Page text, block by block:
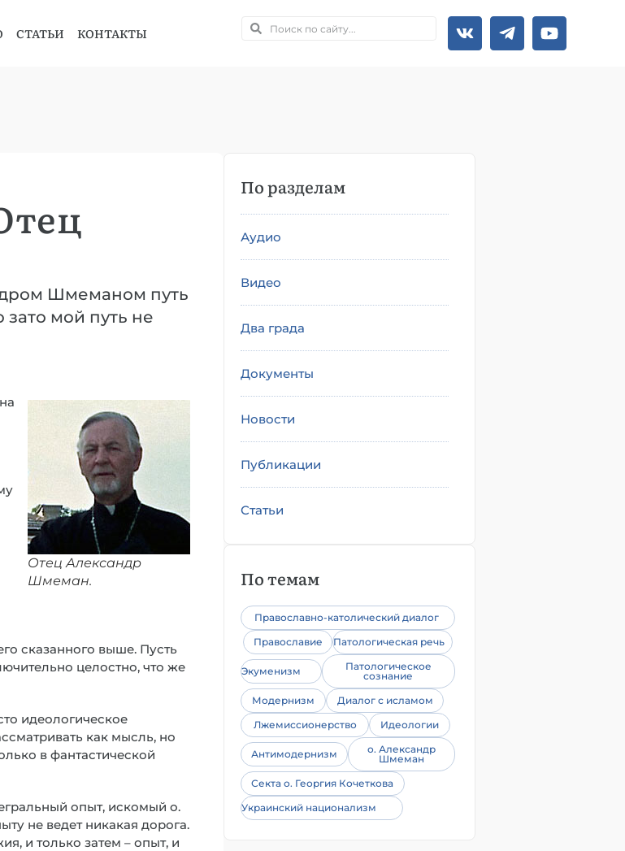
СТАТЬИ КОНТАКТЫ
Шмеманом путь
зато мой путь не
Отец Александр
Шмеман.
сказанного выше. Пусть
целостно, что же
идеологическое
как мысль, но
в фантастической
опыт, искомый о.
не ведет никакая дорога.
и только затем – опыт, и
По разделам
Аудио
Видео
Два града
Документы
Новости
Публикации
Статьи
По темам
Православно-католический диалог
Православие
Патологическая речь
Экуменизм
Патологическое
сознание
Модернизм
Диалог с исламом
Лжемиссионерство
Идеологии
Антимодернизм
о. Александр
Шмеман
Секта о. Георгия Кочеткова
Украинский национализм